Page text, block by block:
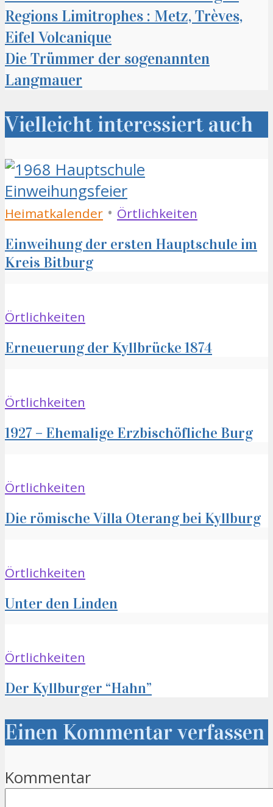
Regions Limitrophes : Metz, Trèves,
Eifel Volcanique
Die Trümmer der sogenannten
Langmauer
Vielleicht interessiert auch
Heimatkalender • Örtlichkeiten
Einweihung der ersten Hauptschule im
Kreis Bitburg
Örtlichkeiten
Erneuerung der Kyllbrücke 1874
Örtlichkeiten
1927 – Ehemalige Erzbischöfliche Burg
Örtlichkeiten
Die römische Villa Oterang bei Kyllburg
Örtlichkeiten
Unter den Linden
Örtlichkeiten
Der Kyllburger “Hahn”
Einen Kommentar verfassen
Kommentar